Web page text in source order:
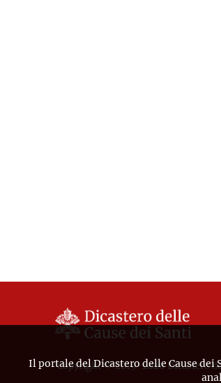
Copyright © 2019-2026 Dicastero
Il portale del Dicastero delle Cause